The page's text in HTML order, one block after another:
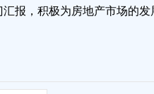
报，积极为房地产市场的